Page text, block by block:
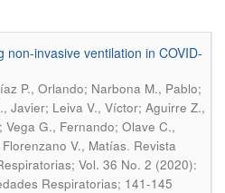
non-invasive ventilation in COVID-
P., Orlando; Narbona M., Pablo;
Javier; Leiva V., Víctor; Aguirre Z.,
G., Fernando; Olave C.,
V., Matías. Revista
Vol. 36 No. 2 (2020):
Respiratorias; 141-145